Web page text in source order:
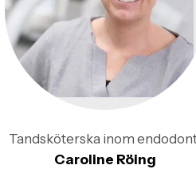
Tandsköterska inom
Caroline Röing